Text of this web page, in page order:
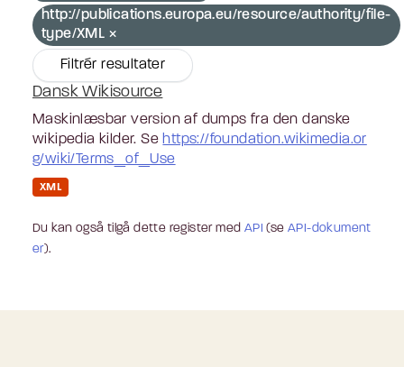
http://publications.europa.eu/resource/authority/file-
type/XML
Filtrér resultater
Dansk Wikisource
Maskinlæsbar version af dumps fra den danske
wikipedia kilder. Se https://foundation.wikimedia.or
g/wiki/Terms_of_Use
XML
Du kan også tilgå dette register med API (seAPI-dokument
er).